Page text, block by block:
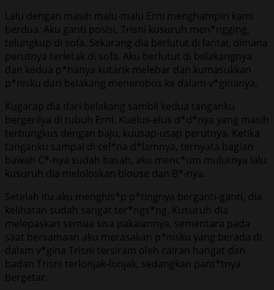
Lalu dengan masih malu-malu Erni menghampiri kami
berdua. Aku ganti posisi, Trisni kusuruh men*ngging,
telungkup di sofa. Sekarang dia berlutut di lantai, dimana
perutnya terletak di sofa. Aku berlutut di belakangnya
dan kedua p*hanya kutarik melebar dan kumasukkan
p*nisku dari belakang menerobos ke dalam v*ginanya.
Kugarap dia dari belakang sambil kedua tanganku
bergerilya di tubuh Erni. Kuelus-elus d*d*nya yang masih
terbungkus dengan baju, kuusap-usap perutnya. Ketika
tanganku sampai di cel*na d*lamnya, ternyata bagian
bawah C*-nya sudah basah, aku menc*um mulutnya lalu
kusuruh dia meloloskan blouse dan B*-nya.
Setelah itu aku menghis*p p*tingnya berganti-ganti, dia
kelihatan sudah sangat ter*ngs*ng. Kusuruh dia
melepaskan semua sisa pakaiannya, sementara pada
saat bersamaan aku merasakan p*nisku yang berada di
dalam v*gina Trisni tersiram oleh cairan hangat dan
badan Trisni terlonjak-lonjak, sedangkan pant*tnya
bergetar.